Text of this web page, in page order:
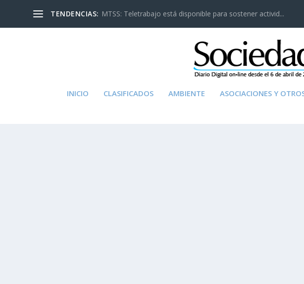
TENDENCIAS: MTSS: Teletrabajo está disponible para sostener activid...
INICIO CLASIFICADOS AMBIENTE ASOCIACIONES Y